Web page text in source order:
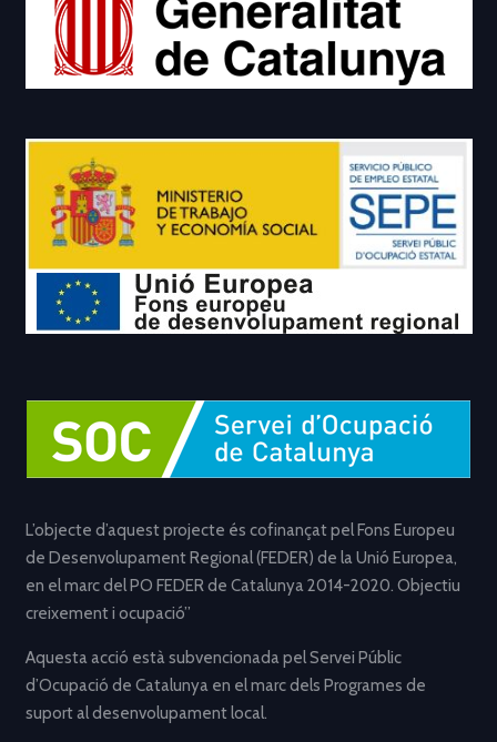
L’objecte d’aquest projecte és cofinançat pel Fons Europeu
de Desenvolupament Regional (FEDER) de la Unió Europea,
en el marc del PO FEDER de Catalunya 2014-2020. Objectiu
creixement i ocupació”
Aquesta acció està subvencionada pel Servei Públic
d’Ocupació de Catalunya en el marc dels Programes de
suport al desenvolupament local.